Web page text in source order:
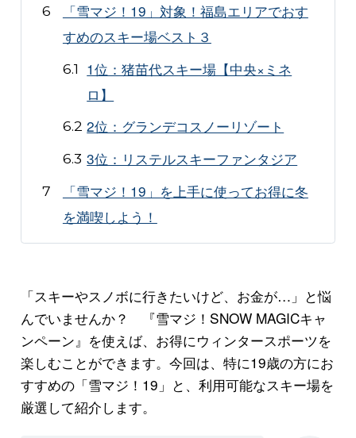
「雪マジ！19」対象！福島エリアでおす
すめのスキー場ベスト３
1位：猪苗代スキー場【中央×ミネ
ロ】
2位：グランデコスノーリゾート
3位：リステルスキーファンタジア
「雪マジ！19」を上手に使ってお得に冬
を満喫しよう！
「スキーやスノボに行きたいけど、お金が…」と悩
んでいませんか？ 『雪マジ！SNOW MAGICキャ
ンペーン』を使えば、お得にウィンタースポーツを
楽しむことができます。今回は、特に19歳の方にお
すすめの「雪マジ！19」と、利用可能なスキー場を
厳選して紹介します。